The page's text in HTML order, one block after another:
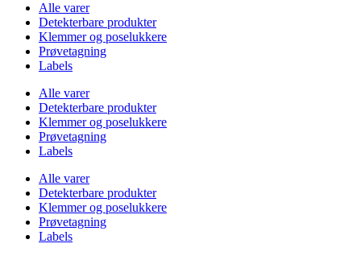
Alle varer
Detekterbare produkter
Klemmer og poselukkere
Prøvetagning
Labels
Alle varer
Detekterbare produkter
Klemmer og poselukkere
Prøvetagning
Labels
Alle varer
Detekterbare produkter
Klemmer og poselukkere
Prøvetagning
Labels